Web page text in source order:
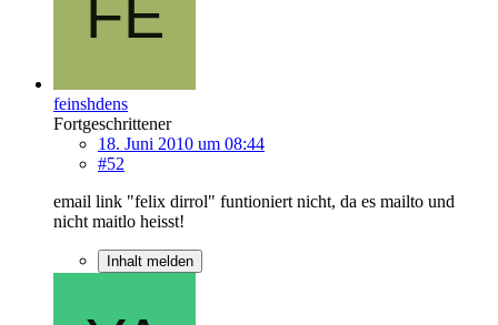
feinshdens
Fortgeschrittener
18. Juni 2010 um 08:44
#52
email link "felix dirrol" funtioniert nicht, da es mailto und
nicht maitlo heisst!
Inhalt melden